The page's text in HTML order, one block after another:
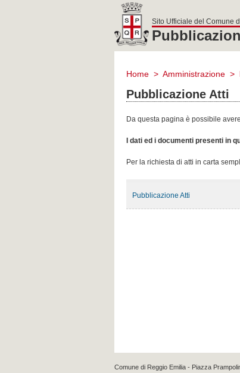
reggio
emilia
Sito Ufficiale del Comune
Home > Amministrazione >
Pubblicazione Atti
Da questa pagina è possibile
I dati ed i documenti presenti in
Per la richiesta di atti in carta
Pubblicazione Atti
Comune di Reggio Emilia - Piazza